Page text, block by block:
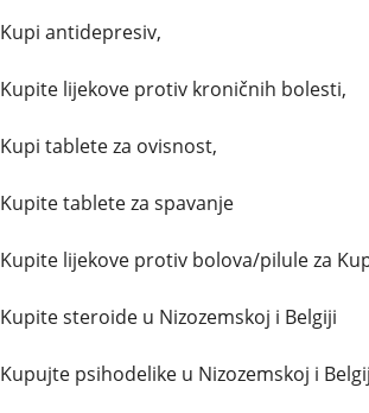
Kupi antidepresiv,
Kupite lijekove protiv kroničnih bolesti,
Kupi tablete za ovisnost,
Kupite tablete za spavanje
Kupite lijekove protiv bolova/pilule za
Kupite steroide u Nizozemskoj i Belgiji
Kupujte psihodelike u Nizozemskoj i